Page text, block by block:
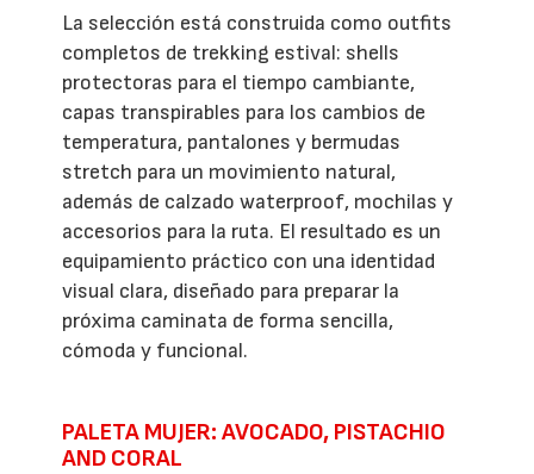
La selección está construida como outfits
completos de trekking estival: shells
protectoras para el tiempo cambiante,
capas transpirables para los cambios de
temperatura, pantalones y bermudas
stretch para un movimiento natural,
además de calzado waterproof, mochilas y
accesorios para la ruta. El resultado es un
equipamiento práctico con una identidad
visual clara, diseñado para preparar la
próxima caminata de forma sencilla,
cómoda y funcional.
PALETA MUJER: AVOCADO, PISTACHIO
AND CORAL